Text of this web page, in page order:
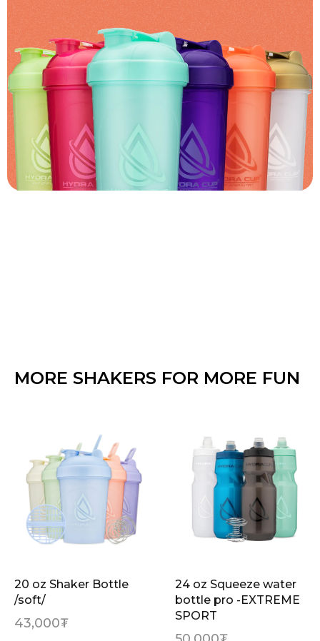
MORE SHAKERS FOR MORE FUN
20 oz Shaker Bottle
/soft/
43,000₮
24 oz Squeeze water
bottle pro -EXTREME
SPORT